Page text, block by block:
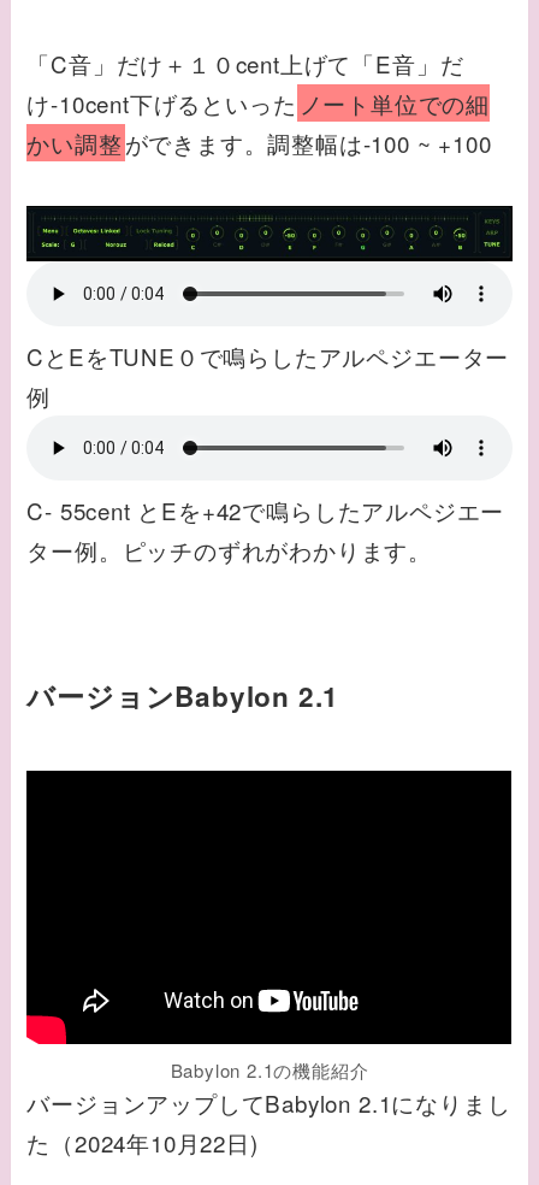
「C音」だけ＋１０cent上げて「E音」だ
け-10cent下げるといった ノート単位での細
かい調整ができます。調整幅は-100 ~ +100
CとEをTUNE０で鳴らしたアルペジエーター
例
C- 55cent とEを+42で鳴らしたアルペジエー
ター例。ピッチのずれがわかります。
バージョンBabylon 2.1
Babylon 2.1の機能紹介
バージョンアップしてBabylon 2.1になりまし
た（2024年10月22日)